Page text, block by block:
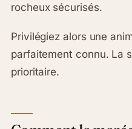
rocheux sécurisés.
Privilégiez alors une
parfaitement connu. La
prioritaire.